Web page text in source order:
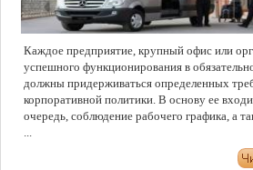
Каждое предприятие, крупный офис или
успешного функционирования в
должны придерживаться определенных
корпоративной политики. В основу ее
очередь, соблюдение рабочего графика, а
...